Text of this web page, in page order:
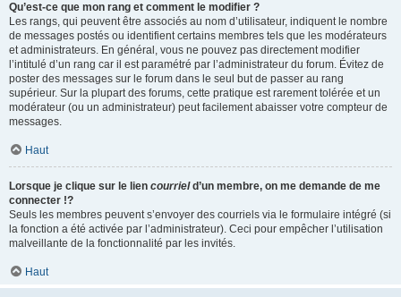
Qu’est-ce que mon rang et comment le modifier ?
Les rangs, qui peuvent être associés au nom d’utilisateur, indiquent le nombre
de messages postés ou identifient certains membres tels que les modérateurs
et administrateurs. En général, vous ne pouvez pas directement modifier
l’intitulé d’un rang car il est paramétré par l’administrateur du forum. Évitez de
poster des messages sur le forum dans le seul but de passer au rang
supérieur. Sur la plupart des forums, cette pratique est rarement tolérée et un
modérateur (ou un administrateur) peut facilement abaisser votre compteur de
messages.
Haut
Lorsque je clique sur le lien courrield’un membre, on me demande de me
connecter !?
Seuls les membres peuvent s’envoyer des courriels via le formulaire intégré (si
la fonction a été activée par l’administrateur). Ceci pour empêcher l’utilisation
malveillante de la fonctionnalité par les invités.
Haut